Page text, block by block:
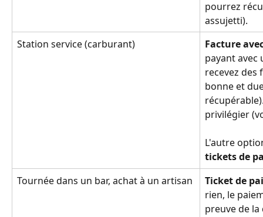
pourrez
assujetti).
Station service (carburant)
Facture
payant avec
recevez
bonne et
privilégier
L'autre
tickets de
Tournée dans un bar, achat à un artisan
Ticket de
rien, le
preuve de